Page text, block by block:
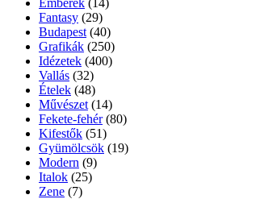
Fantasy (29)
Budapest (40)
Grafikák (250)
Idézetek (400)
Vallás (32)
Ételek (48)
Művészet (14)
Fekete-fehér (80)
Kifestők (51)
Gyümölcsök (19)
Modern (9)
Italok (25)
Zene (7)